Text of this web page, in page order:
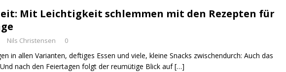
Mit Leichtigkeit schlemmen mit den Rezepten für
Nils Christensen 0
in allen Varianten, deftiges Essen und viele, kleine Snacks zwischendurch: Auch das
nach den Feiertagen folgt der reumütige Blick auf[…]